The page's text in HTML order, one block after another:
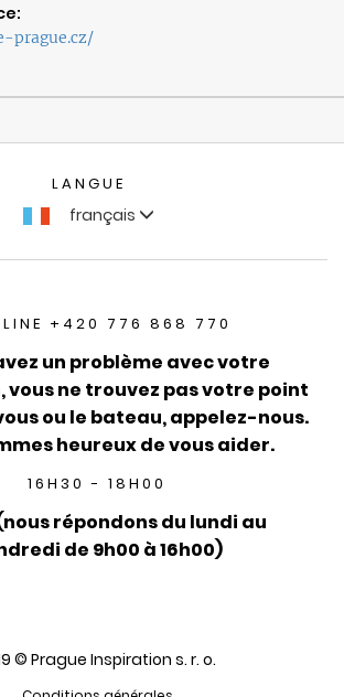
prague.cz/
LANGUE
français
+420 776 868 770
un problème avec votre
ne trouvez pas votre point
ou le bateau, appelez-nous.
heureux de vous aider.
16H30 - 18H00
répondons du lundi au
de 9h00 à 16h00)
© Prague Inspiration s. r. o.